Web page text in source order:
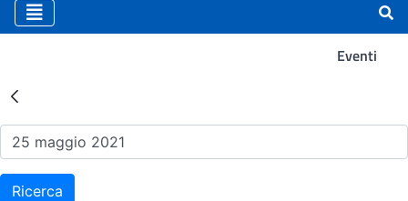
Eventi
Risultati della Ricerca -
Ricerca